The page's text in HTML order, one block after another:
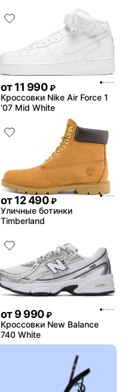
от11 990 ₽
Кроссовки Nike Air Force 1
'07 Mid White
от12 490 ₽
Уличные ботинки
Timberland
от9 990 ₽
Кроссовки New Balance
740 White